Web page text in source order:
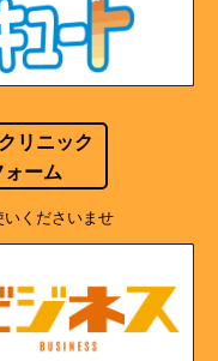
リニック
ーム
くださいませ